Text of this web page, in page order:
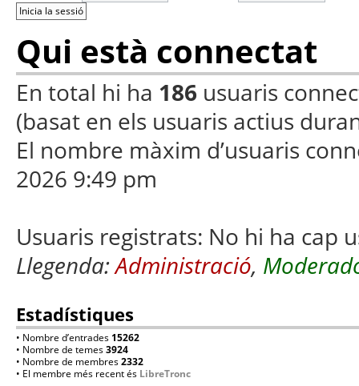
Qui està connectat
En total hi ha 186 usuaris
(basat en els usuaris actius
El nombre màxim d’usuaris
2026 9:49 pm
Usuaris registrats: No hi ha cap
Llegenda:Administració,
Estadístiques
• Nombre d’entrades 15262
• Nombre de temes3924
• Nombre de membres2332
• El membre més recent és LibreTronc